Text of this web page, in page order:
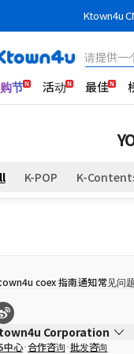
Ktown4u
请提供一
节 活动 最佳
K-POP K-
coex 指南通知常见问题
Corporation
中心 合作咨询 批发咨询